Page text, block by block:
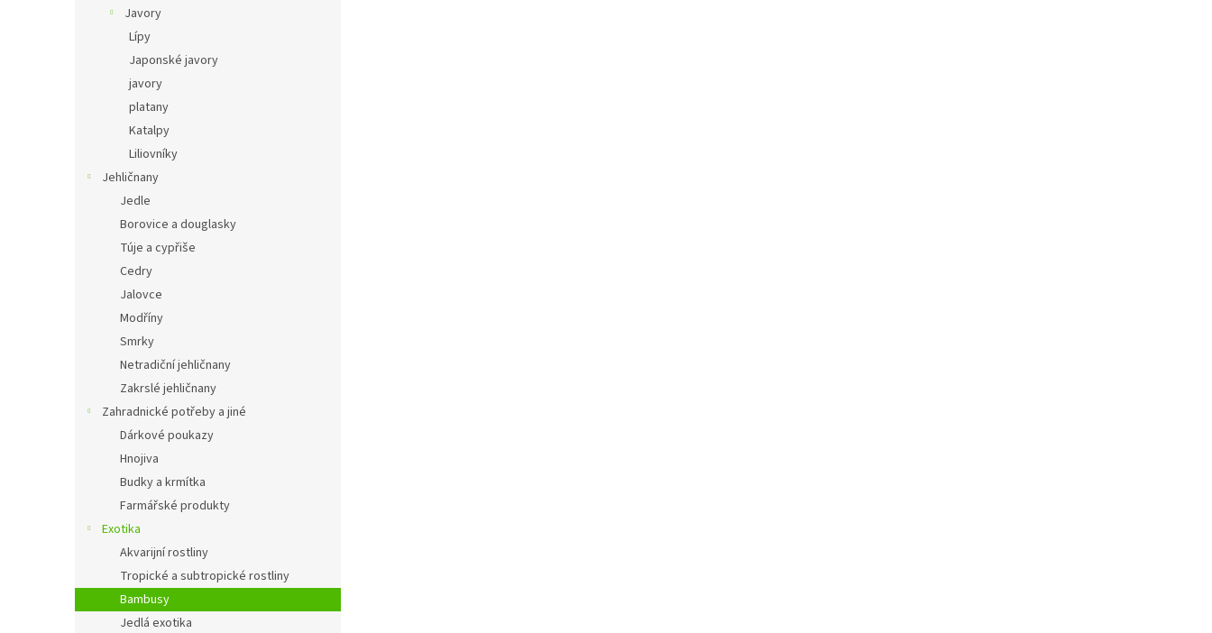
Javory
Lípy
Japonské javory
javory
platany
Katalpy
Liliovníky
Jehličnany
Jedle
Borovice a douglasky
Túje a cypřiše
Cedry
Jalovce
Modříny
Smrky
Netradiční jehličnany
Zakrslé jehličnany
Zahradnické potřeby a jiné
Dárkové poukazy
Hnojiva
Budky a krmítka
Farmářské produkty
Exotika
Akvarijní rostliny
Tropické a subtropické rostliny
Bambusy
Jedlá exotika